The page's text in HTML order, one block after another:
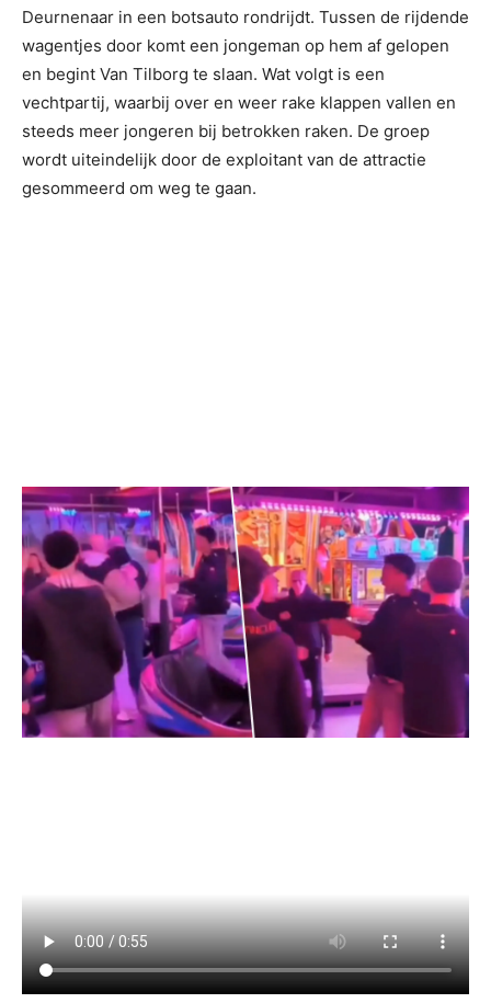
Deurnenaar in een botsauto rondrijdt. Tussen de rijdende
wagentjes door komt een jongeman op hem af gelopen
en begint Van Tilborg te slaan. Wat volgt is een
vechtpartij, waarbij over en weer rake klappen vallen en
steeds meer jongeren bij betrokken raken. De groep
wordt uiteindelijk door de exploitant van de attractie
gesommeerd om weg te gaan.